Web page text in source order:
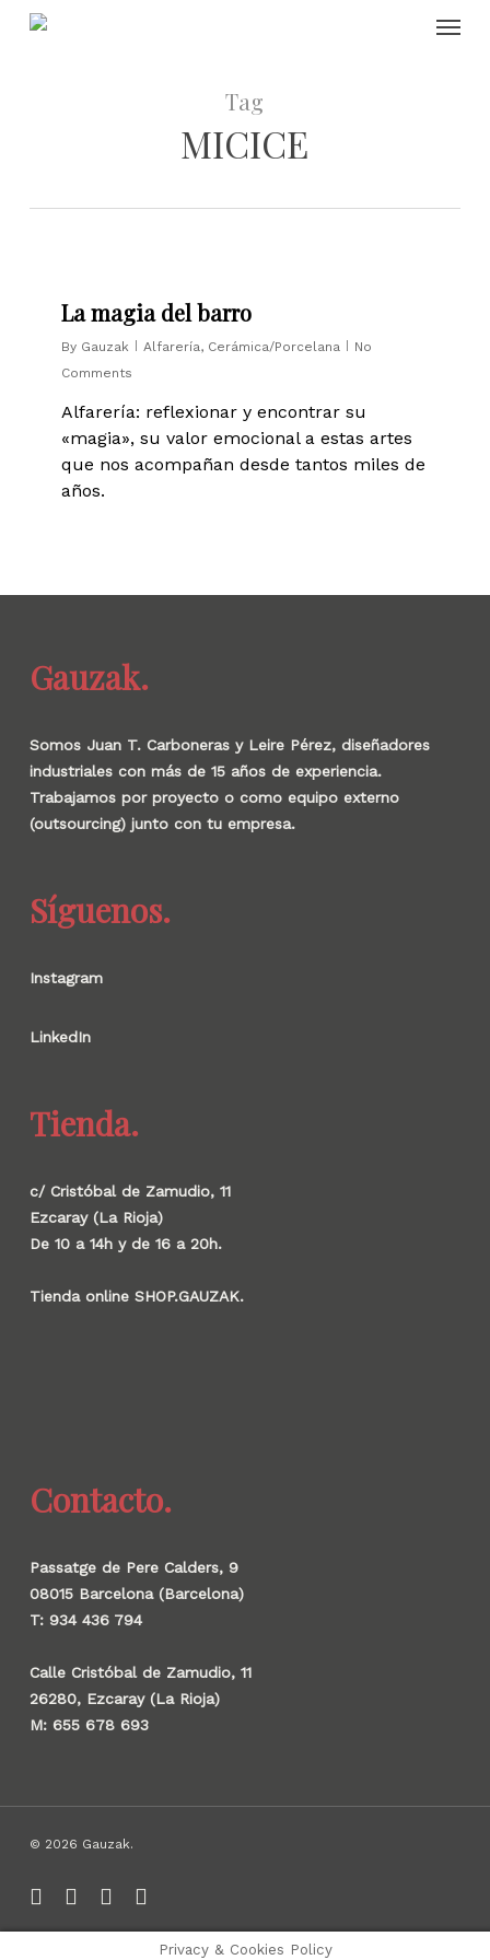
Skip
Tag
MICICE
La magia del barro
By Gauzak Alfarería, Cerámica/Porcelana
No
Comments
Alfarería: reflexionar y encontrar su
«magia», su valor emocional a estas artes
que nos acompañan desde tantos miles de
años.
Gauzak.
Somos Juan T. Carboneras y Leire Pérez, diseñadores
industriales con más de 15 años de experiencia.
Trabajamos por proyecto o como equipo externo
(outsourcing) junto con tu empresa.
Síguenos.
Instagram
LinkedIn
Tienda.
c/ Cristóbal de Zamudio, 11
Ezcaray (La Rioja)
De 10 a 14h y de 16 a 20h.
Tienda online SHOP.GAUZAK.
Contacto.
Passatge de Pere Calders, 9
08015 Barcelona (Barcelona)
T: 934 436 794
Calle Cristóbal de Zamudio, 11
26280, Ezcaray (La Rioja)
M: 655 678 693
© 2026 Gauzak.
linkedininstagrambehancewhatsapp
Privacy & Cookies Policy